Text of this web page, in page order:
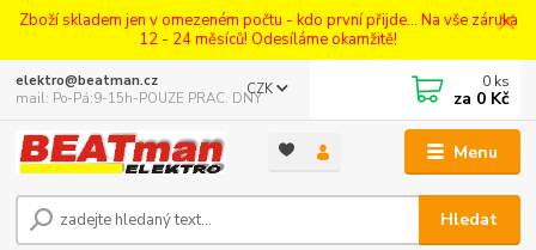
Zboží skladem jen v omezeném počtu - kdo první přijde... Na vše záruka
12 - 24 měsíců! Odesíláme okamžitě!
Menu
CZK
Hledat
elektro@beatman.cz
mail: Po-Pá:9-15h-POUZE PRAC. DNY
0 ks
za 0 Kč